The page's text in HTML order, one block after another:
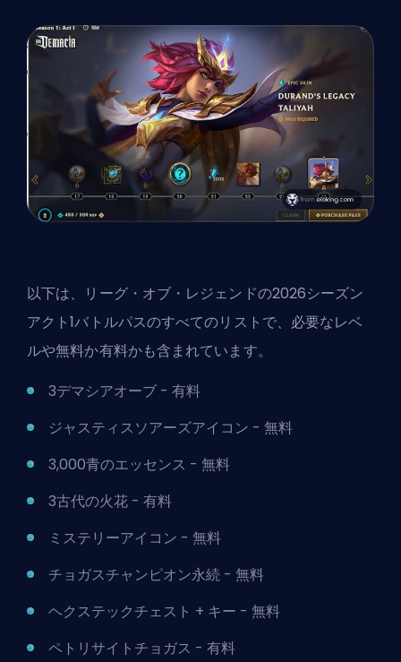
以下は、リーグ・オブ・レジェンドの2026シーズン
アクト1バトルパスのすべてのリストで、必要なレベ
ルや無料か有料かも含まれています。
3デマシアオーブ - 有料
ジャスティスソアーズアイコン - 無料
3,000青のエッセンス - 無料
3古代の火花 - 有料
ミステリーアイコン - 無料
チョガスチャンピオン永続 - 無料
ヘクステックチェスト + キー - 無料
ペトリサイトチョガス - 有料